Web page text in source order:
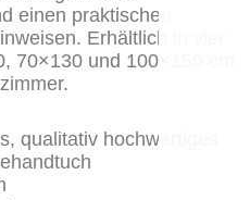
einen praktischen
Erhältlich in vier
70×130 und 100×150 cm.
qualitativ hochwertiges